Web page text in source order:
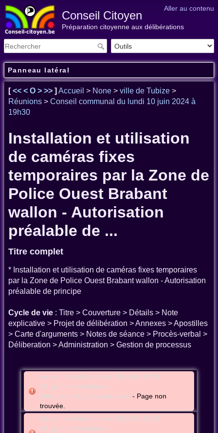
Aller au contenu
Conseil Citoyen
Préparation citoyenne aux délibérations
Panneau latéral
[<< < O > >> ] Accueil > None > ville de Tubize >
Réunions > Conseil communal du lundi 10 juin 2024 à
19h30
Installation et utilisation
de caméras fixes
temporaires par la Zone de
Police Ouest Brabant
wallon - Autorisation
préalable de ...
Titre complet
* Installation et utilisation de caméras fixes temporaires
par la Zone de Police Ouest Brabant wallon - Autorisation
préalable de principe
Cycle de vie : Titre > Couverture > Détails > Note
explicative > Projet de délibération > Annexes > Apostilles
> Carte d'arguments > Notes de séance > Procès-verbal >
Déliberation > Administration > Gestion de processus
be:wbr:cmntubize:meet:2024-06-10t19-
30_gcmnbewbrtubize-
adm_seance_conscmn:cover - Page non
trouvée.
be:wbr:cmntubize:meet:2024-06-10t19-
30_gcmnbewbrtubize-